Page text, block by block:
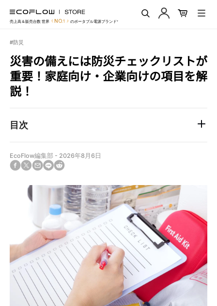
EcoFlow Japan
売上高＆販売台数 世界 NO.1 のポータブル電源ブランド*
送
#防災
災害の備えには防災チェックリストが
重要！家庭向け・企業向けの項目を解
説！
目次
EcoFlow編集部 - 2026年8月6日
Facebook
Twitter
投
Translation
ja.general.social.alt_text.share_on_email
Translation
ja.general.social.alt_text.share_on_line
ja.general.social.alt_text.share_on_reddit